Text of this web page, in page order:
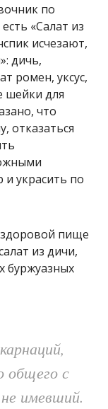
по
«Салат из
исчезают,
дичь,
ромен, уксус,
шейки для
что
отказаться
и украсить по
здоровой пище
из дичи,
буржуазных
общего с
имевший.